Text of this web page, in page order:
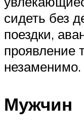
сидеть без
поездки,
проявление
незаменимо.
Мужчин